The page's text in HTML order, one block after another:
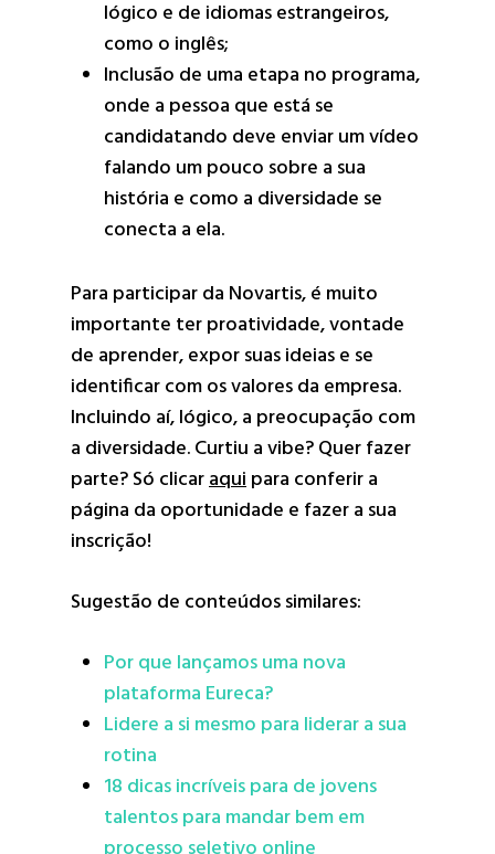
lógico e de idiomas estrangeiros,
como o inglês;
Inclusão de uma etapa no programa,
onde a pessoa que está se
candidatando deve enviar um vídeo
falando um pouco sobre a sua
história e como a diversidade se
conecta a ela.
Para participar da Novartis, é muito
importante ter proatividade, vontade
de aprender, expor suas ideias e se
identificar com os valores da empresa.
Incluindo aí, lógico, a preocupação com
a diversidade. Curtiu a vibe? Quer fazer
parte? Só clicaraquipara conferir a
página da oportunidade e fazer a sua
inscrição!
Sugestão de conteúdos similares:
Por que lançamos uma nova
plataforma Eureca?
Lidere a si mesmo para liderar a sua
rotina
18 dicas incríveis para de jovens
talentos para mandar bem em